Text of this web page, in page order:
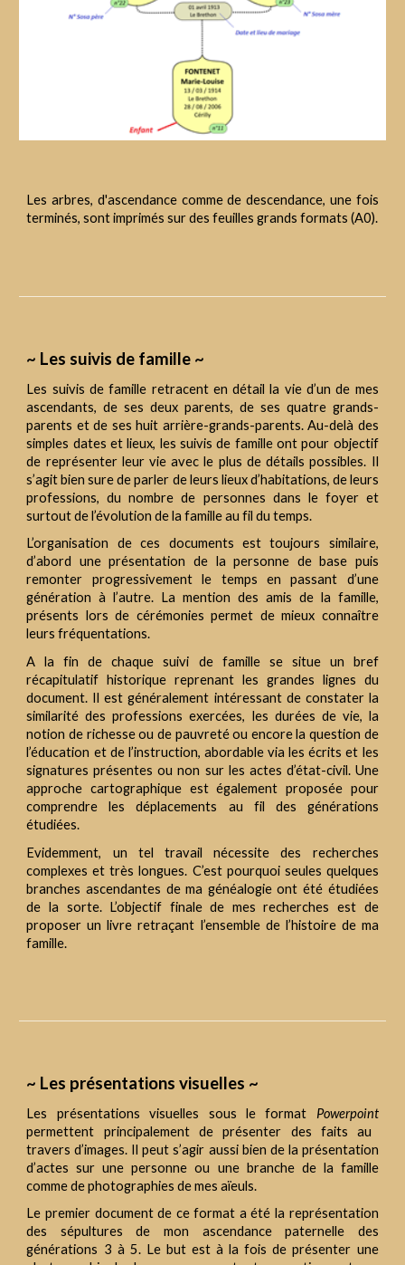
Les arbres, d'ascendance comme de descendance, une fois
terminés, sont imprimés sur des feuilles grands formats (A0).
~ Les suivis de famille ~
Les suivis de famille retracent en détail la vie d’un de mes
ascendants, de ses deux parents, de ses quatre grands-
parents et de ses huit arrière-grands-parents. Au-delà des
simples dates et lieux, les suivis de famille ont pour objectif
de représenter leur vie avec le plus de détails possibles. Il
s’agit bien sure de parler de leurs lieux d’habitations, de leurs
professions, du nombre de personnes dans le foyer et
surtout de l’évolution de la famille au fil du temps.
L’organisation de ces documents est toujours similaire,
d’abord une présentation de la personne de base puis
remonter progressivement le temps en passant d’une
génération à l’autre. La mention des amis de la famille,
présents lors de cérémonies permet de mieux connaître
leurs fréquentations.
A la fin de chaque suivi de famille se situe un bref
récapitulatif historique reprenant les grandes lignes du
document. Il est généralement intéressant de constater la
similarité des professions exercées, les durées de vie, la
notion de richesse ou de pauvreté ou encore la question de
l’éducation et de l’instruction, abordable via les écrits et les
signatures présentes ou non sur les actes d’état-civil. Une
approche cartographique est également proposée pour
comprendre les déplacements au fil des générations
étudiées.
Evidemment, un tel travail nécessite des recherches
complexes et très longues. C’est pourquoi seules quelques
branches ascendantes de ma généalogie ont été étudiées
de la sorte. L’objectif finale de mes recherches est de
proposer un livre retraçant l’ensemble de l’histoire de ma
famille.
~ Les présentations visuelles ~
Les présentations visuelles sous le format Powerpoint
permettent principalement de présenter des faits au
travers d’images. Il peut s’agir aussi bien de la présentation
d’actes sur une personne ou une branche de la famille
comme de photographies de mes aïeuls.
Le premier document de ce format a été la représentation
des sépultures de mon ascendance paternelle des
générations 3 à 5. Le but est à la fois de présenter une